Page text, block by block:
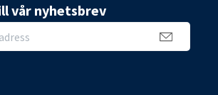
vår nyhetsbrev